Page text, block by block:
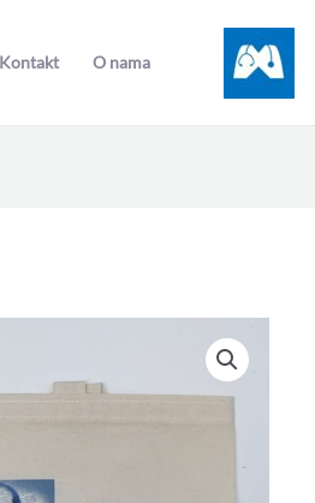
Kontakt O nama